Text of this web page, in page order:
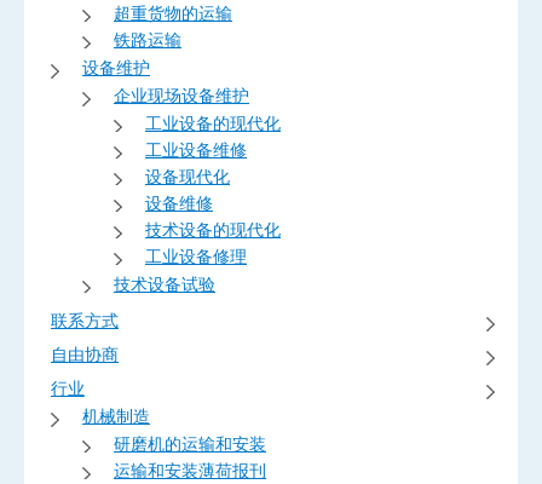
超重货物的运输
铁路运输
设备维护
企业现场设备维护
工业设备的现代化
工业设备维修
设备现代化
设备维修
技术设备的现代化
工业设备修理
技术设备试验
联系方式
自由协商
行业
机械制造
研磨机的运输和安装
运输和安装薄荷报刊